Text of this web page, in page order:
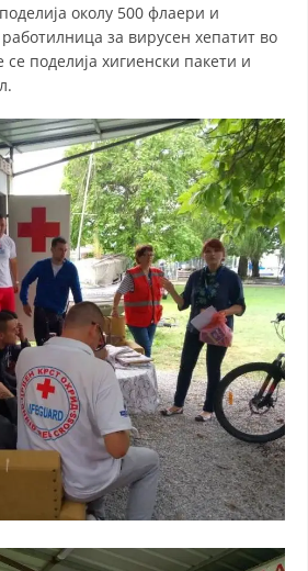
СОБРАНИЕ
И ОРГАНИЗАЦИОНА ПОСТАВЕНОСТ
ХУМАНИТАРНО ПРАВО
НА ХУМАНИ ВРЕДНОСТИ
И ЗАШТИТА НА АМБЛЕМОТ
ХУМАНИТАРНА ДЕЈНОСТ
КАКО ДА ДОНИРАТЕ
И ДЕЈСТВО ПРИ КАТАСТРОФИ
НА ООЦК ОХРИД
И ДЕЈСТВУВАЊЕ ПРИ КАТАСТРОФИ
ОДНОСИ СО ЈАВНОСТ
НА ЈАВНО МИСЛЕЊЕ
СОРАБОТКА
околу 500 флаери и
за вирусен хепатит во
се поделија хигиенски пакети и